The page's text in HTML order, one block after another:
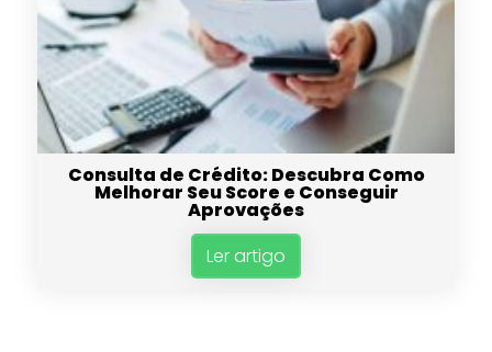
Consulta de Crédito: Descubra Como
Melhorar Seu Score e Conseguir
Aprovações
Ler artigo